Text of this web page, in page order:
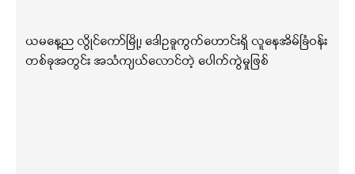
ယမနေ့ည လွိုင်ကော်မြို့၊ ဒေါဥခူကွက်ဟောင်းရှိ လူနေအိမ်ခြံဝန်း
တစ်ခုအတွင်း အသံကျယ်လောင်တဲ့ ပေါက်ကွဲမှုဖြစ်